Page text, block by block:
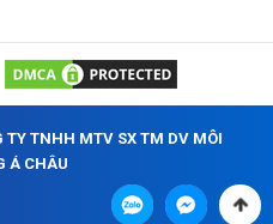
TY TNHH MTV SX TM DV MÔI
Á CHÂU